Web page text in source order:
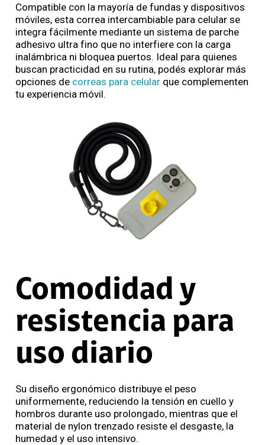
Compatible con la mayoría de fundas y dispositivos
móviles, esta correa intercambiable para celular se
integra fácilmente mediante un sistema de parche
adhesivo ultra fino que no interfiere con la carga
inalámbrica ni bloquea puertos. Ideal para quienes
buscan practicidad en su rutina, podés explorar más
opciones de correas para celular que complementen
tu experiencia móvil.
Comodidad y
resistencia para
uso diario
Su diseño ergonómico distribuye el peso
uniformemente, reduciendo la tensión en cuello y
hombros durante uso prolongado, mientras que el
material de nylon trenzado resiste el desgaste, la
humedad y el uso intensivo.